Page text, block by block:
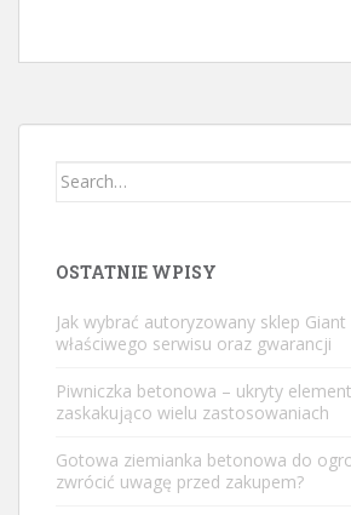
Search
OSTATNIE WPISY
Jak wybrać autoryzowany sklep
właściwego serwisu oraz gwarancji
Piwniczka betonowa – ukryty
zaskakująco wielu zastosowaniach
Gotowa ziemianka betonowa do
zwrócić uwagę przed zakupem?